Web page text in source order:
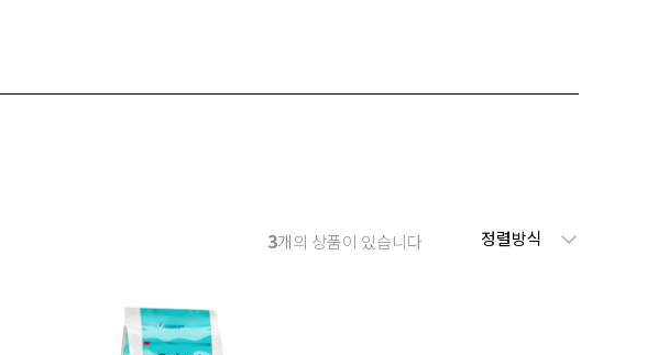
3개의 상품이 있습니다 정렬방식